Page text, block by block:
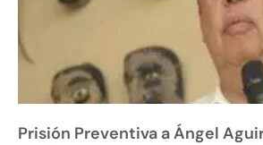
Prisión Preventiva a Ángel